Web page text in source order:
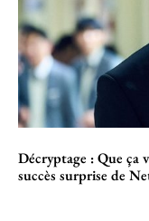
Décryptage : Que ça
succès surprise de